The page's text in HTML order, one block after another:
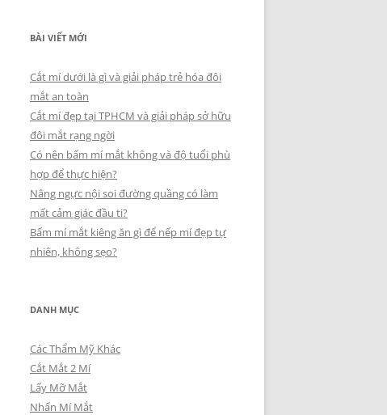
BÀI VIẾT MỚI
Cắt mí dưới là gì và giải pháp trẻ hóa đôi
mắt an toàn
Cắt mí đẹp tại TPHCM và giải pháp sở hữu
đôi mắt rạng ngời
Có nên bấm mí mắt không và độ tuổi phù
hợp để thực hiện?
Nâng ngực nội soi đường quầng có làm
mất cảm giác đầu ti?
Bấm mí mắt kiêng ăn gì để nếp mí đẹp tự
nhiên, không sẹo?
DANH MỤC
Các Thẩm Mỹ Khác
Cắt Mắt 2 Mí
Lấy Mỡ Mắt
Nhấn Mí Mắt